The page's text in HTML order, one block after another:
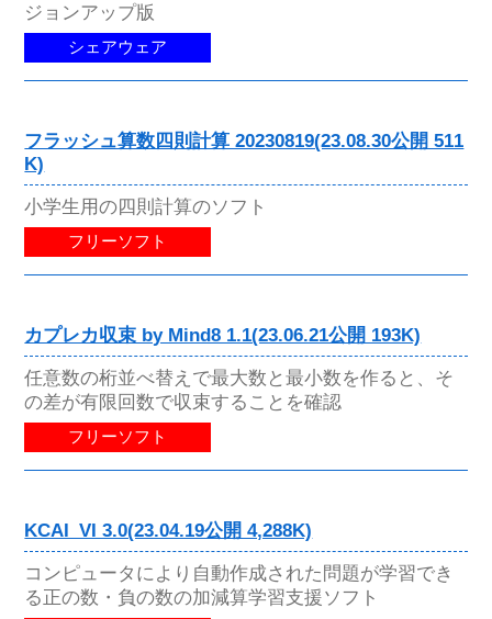
ジョンアップ版
シェアウェア
フラッシュ算数四則計算 20230819(23.08.30公開 511
K)
小学生用の四則計算のソフト
フリーソフト
カプレカ収束 by Mind8 1.1(23.06.21公開 193K)
任意数の桁並べ替えで最大数と最小数を作ると、そ
の差が有限回数で収束することを確認
フリーソフト
KCAI_VI 3.0(23.04.19公開 4,288K)
コンピュータにより自動作成された問題が学習でき
る正の数・負の数の加減算学習支援ソフト